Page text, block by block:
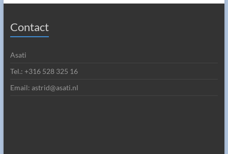
Contact
Asati
Tel.: +316 528 325 16
Email: astrid@asati.nl